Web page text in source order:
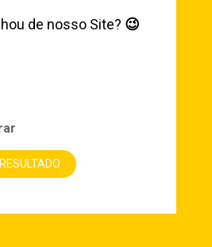
de nosso Site? 😉